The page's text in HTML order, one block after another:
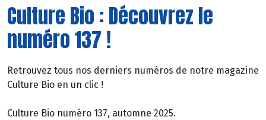
Culture Bio : Découvrez le
numéro 137 !
Retrouvez tous nos derniers numéros de notre magazine
Culture Bio en un clic !
Culture Bio numéro 137, automne 2025.